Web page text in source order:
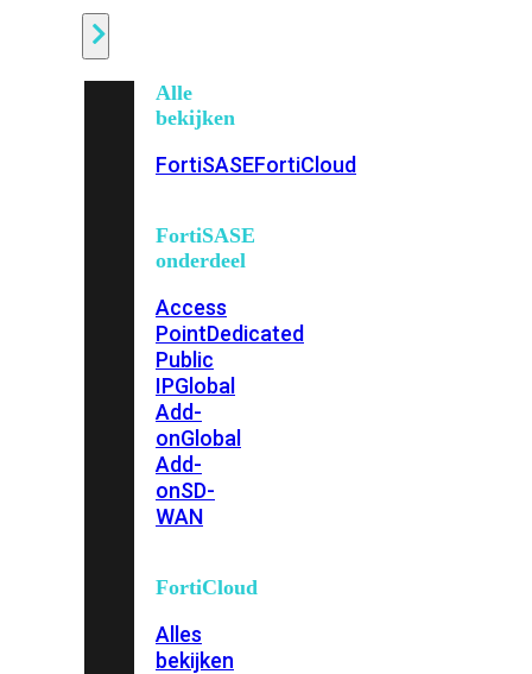
Alle
bekijken
FortiSASEFortiCloud
FortiSASE
onderdeel
Access
PointDedicated
Public
IPGlobal
Add-
onGlobal
Add-
onSD-
WAN
FortiCloud
Alles
bekijken